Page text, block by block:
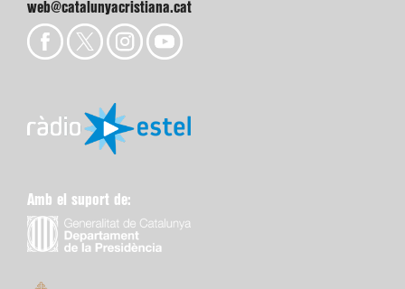
web@catalunyacristiana.cat
Amb el suport de: